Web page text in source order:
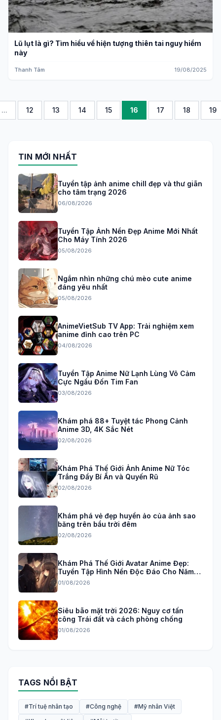
Lũ lụt là gì? Tìm hiểu về hiện tượng thiên tai nguy hiểm
này
Thanh Tâm 19/08/2025
... 12 13 14 15 16 17 18 19
TIN MỚI NHẤT
Tuyển tập ảnh anime chill đẹp và thư giãn
cho tâm trạng 2026
06/08/2026
Tuyển Tập Ảnh Nền Đẹp Anime Mới Nhất
Cho Máy Tính 2026
05/08/2026
Ngắm nhìn những chú mèo cute anime
đáng yêu nhất
05/08/2026
AnimeVietSub TV App: Trải nghiệm xem
anime đỉnh cao trên PC
04/08/2026
Tuyển Tập Anime Nữ Lạnh Lùng Vô Cảm
Cực Ngầu Đốn Tim Fan
03/08/2026
Khám phá 88+ Tuyệt tác Phong Cảnh
Anime 3D, 4K Sắc Nét
02/08/2026
Khám Phá Thế Giới Ảnh Anime Nữ Tóc
Trắng Đầy Bí Ẩn và Quyến Rũ
02/08/2026
Khám phá vẻ đẹp huyền ảo của ảnh sao
băng trên bầu trời đêm
02/08/2026
Khám Phá Thế Giới Avatar Anime Đẹp:
Tuyển Tập Hình Nền Độc Đáo Cho Năm
2026
01/08/2026
Siêu bão mặt trời 2026: Nguy cơ tấn
công Trái đất và cách phòng chống
01/08/2026
TAGS NỔI BẬT
#Trí tuệ nhân tạo #Công nghệ
#Mỹ nhân Việt